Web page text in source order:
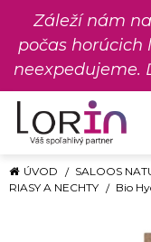
Záleží nám
počas
neexpedujeme.
ÚVOD SALOOS
RIASY A NECHTY
Bio